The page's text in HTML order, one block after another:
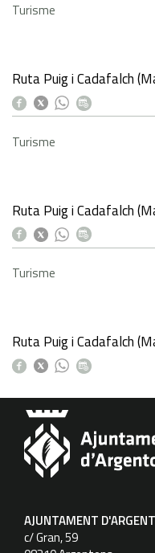
Turisme
Ruta Puig i Cadafalch
Turisme
Ruta Puig i Cadafalch
Turisme
Ruta Puig i Cadafalch
AJUNTAMENT
c/ Gran, 59